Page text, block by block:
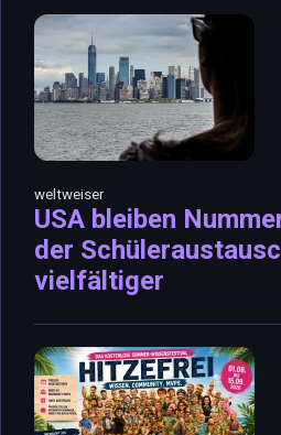
weltweiser
USA bleiben
der
vielfältiger